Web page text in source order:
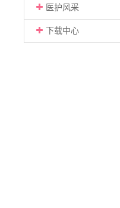
医护风采
下载中心